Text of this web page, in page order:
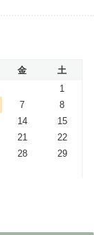
金
土
1
7
8
14
15
21
22
28
29